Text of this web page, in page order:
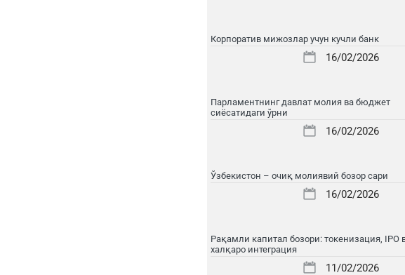
Корпоратив мижозлар учун кучли банк
16/02/2026
Парламентнинг давлат молия ва бюджет
сиёсатидаги ўрни
16/02/2026
Ўзбекистон – очиқ молиявий бозор сари
16/02/2026
Рақамли капитал бозори: токенизация, IPO
халқаро интеграция
11/02/2026